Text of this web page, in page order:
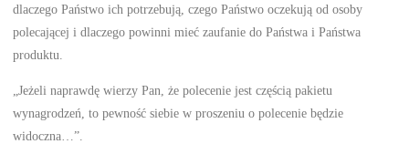
dlaczego Państwo ich potrzebują, czego Państwo oczekują od osoby
polecającej i dlaczego powinni mieć zaufanie do Państwa i Państwa
produktu.
„Jeżeli naprawdę wierzy Pan, że polecenie jest częścią pakietu
wynagrodzeń, to pewność siebie w proszeniu o polecenie będzie
widoczna…”.